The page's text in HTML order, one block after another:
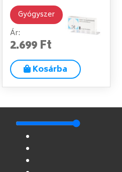
Gyógyszer
Ár:
2.699 Ft
Kosárba